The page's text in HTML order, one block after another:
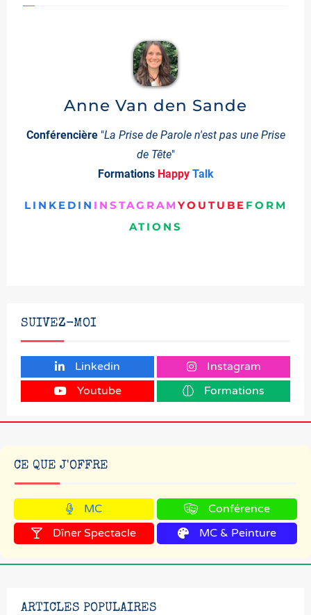
Anne Van den Sande
Conférencière "La Prise de Parole n'est pas une Prise
de Tête"
Formations Happy Talk
LINKEDIN INSTAGRAM YOUTUBE FORM
ATIONS
SUIVEZ-MOI
Linkedin
Instagram
Youtube
Formations
CE QUE J'OFFRE
MC
Conférence
Dîner Spectacle
MC & Peinture
ARTICLES POPULAIRES